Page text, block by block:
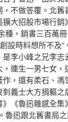
不做答覆。北舊
大招股市場行
種，銷書三百萬
設時料想所不及
李小峰之兄李
連生一男七女
，還有柔石、
義士大方捐軀
《魯迅雜感全
魯迅跟北舊書局